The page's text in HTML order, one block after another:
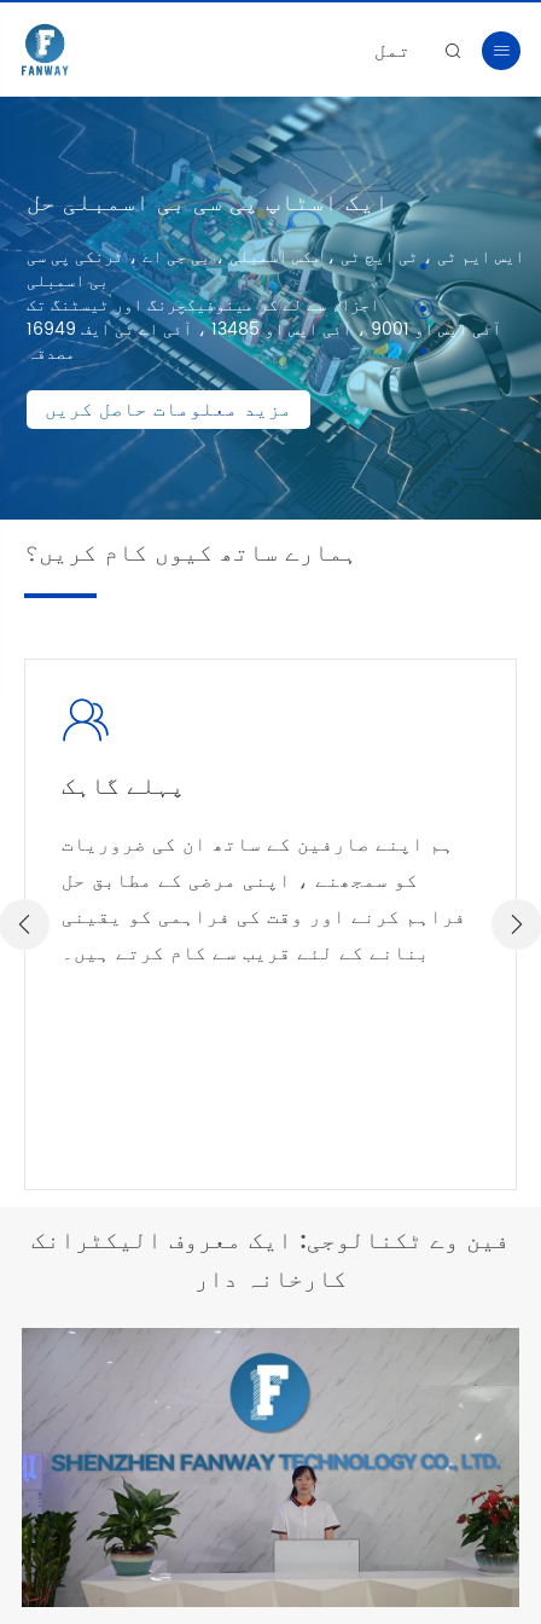
تمل  
ایک اسٹاپ پی سی بی اسمبلی حل
ایس ایم ٹی ، ٹی ایچ ٹی ، مکس اسمبلی ، بی جی اے ، ٹرنکی پی سی
بی اسمبلی
اجزاء سے لے کر مینوفیکچرنگ اور ٹیسٹنگ تک
آئی ایس او 9001 ، آئی ایس او 13485 ، آئی اے ٹی ایف 16949
مصدقہ
مزید معلومات حاصل کریں
ہمارے ساتھ کیوں کام کریں؟
پہلے گاہک
ہم اپنے صارفین کے ساتھ ان کی ضروریات
کو سمجھنے ، اپنی مرضی کے مطابق حل
فراہم کرنے اور وقت کی فراہمی کو یقینی
بنانے کے لئے قریب سے کام کرتے ہیں۔
 
فین وے ٹکنالوجی: ایک معروف الیکٹرانک
کارخانہ دار